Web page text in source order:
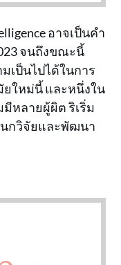
อาจเป็นคำ
จนถึงขณะนี้
เป็นไปได้ในการ
ใหม่นี้ และหนึ่งใน
หลายผู้ผิต ริเริ่ม
นกวิจัยและพัฒนา